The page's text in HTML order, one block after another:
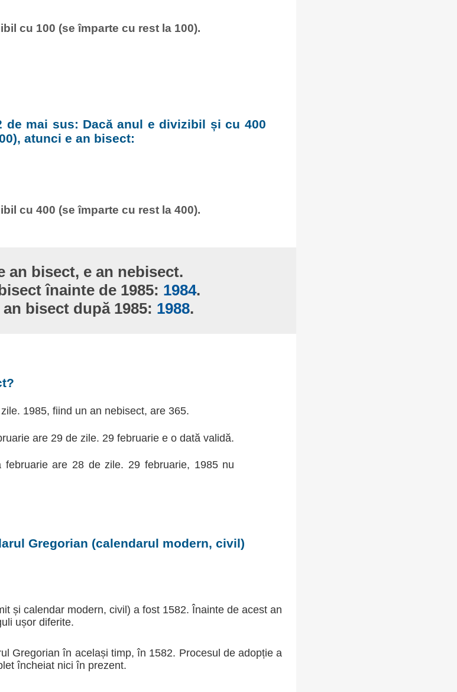
cu 100 (se împarte cu rest la 100).
de mai sus: Dacă anul e divizibil și cu 400
atunci e an bisect:
cu 400 (se împarte cu rest la 400).
an bisect, e an nebisect.
înainte de 1985: 1984.
bisect după 1985: 1988.
1985, fiind un an nebisect, are 365.
are 29 de zile. 29 februarie e o dată validă.
februarie are 28 de zile. 29 februarie, 1985 nu
Gregorian (calendarul modern, civil)
și calendar modern, civil) a fost 1582. Înainte de acest an
ușor diferite.
Gregorian în același timp, în 1582. Procesul de adopție a
încheiat nici în prezent.